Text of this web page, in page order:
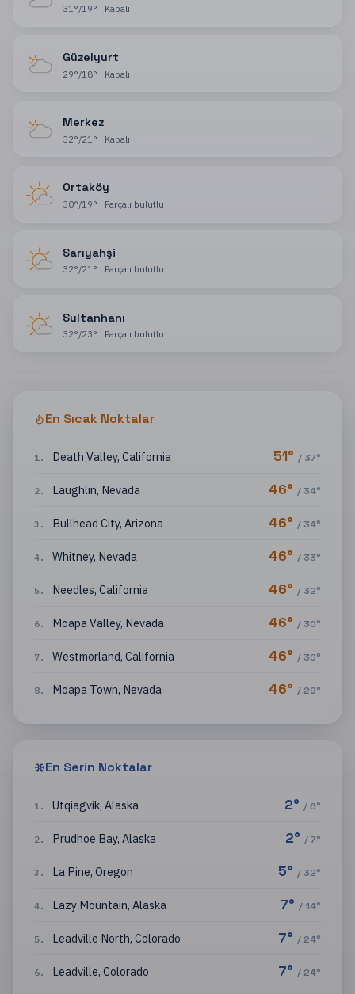
31°/19° · Kapalı
Güzelyurt
29°/18° · Kapalı
Merkez
32°/21 ° · Kapalı
Ortaköy
30°/19° · Parçalı bulutlu
Sarıyahşi
32°/21° · Parçalı bulutlu
Sultanhanı
32°/23° · Parçalı bulutlu
En Sıcak Noktalar
1 . Death Valley, California 51° / 37°
2. Laughlin, Nevada 46° / 34°
3 . Bullhead City, Arizona 46° / 34°
4. Whitney, Nevada 46° / 33°
5. Needles, California 46° / 32°
6. Moapa Valley, Nevada 46° / 30°
7. Westmorland, California 46° / 30°
8. Moapa Town, Nevada 46° /29°
En Serin Noktalar
1 . Utqiagvik, Alaska 2° / 6°
2. Prudhoe Bay, Alaska 2° /7°
3 . La Pine, Oregon 5° / 32°
4. Lazy Mountain, Alaska 7° / 14°
5. Leadville North, Colorado 7° / 24°
6. Leadville, Colorado 7° / 24°